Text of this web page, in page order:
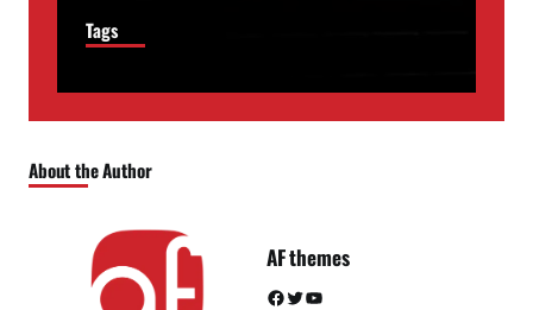
Tags
About the Author
AF themes
Facebook Twitter YouTube